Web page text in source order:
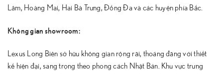
Lâm, Hoàng Mai, Hai Bà Trưng, Đống Đa và các huyện phía Bắc.
Không gian showroom:
Lexus Long Biên sở hữu không gian rộng rãi, thoáng đãng với thiết
kế hiện đại, sang trọng theo phong cách Nhật Bản. Khu vực trưng